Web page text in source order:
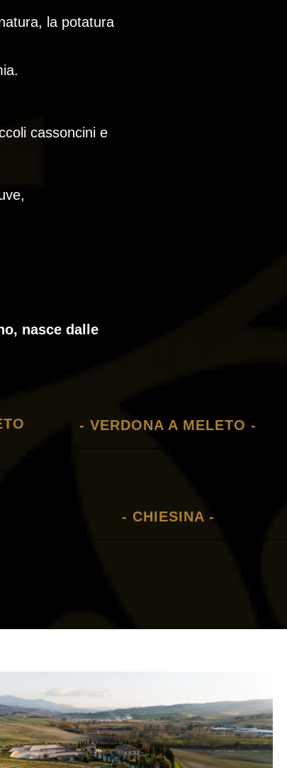
la potatura
cassoncini e
nasce dalle
- VERDONA A MELETO -
- CHIESINA -